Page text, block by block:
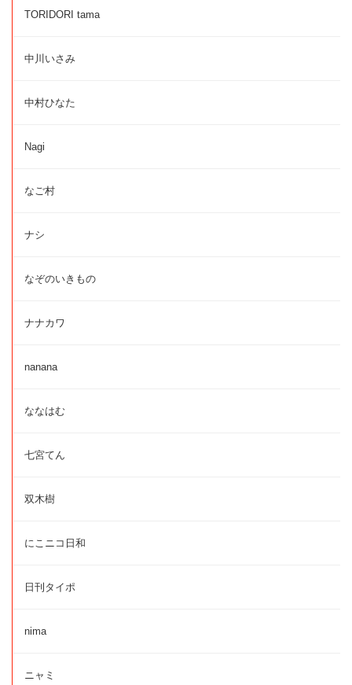
TORIDORI tama
中川いさみ
中村ひなた
Nagi
なご村
ナシ
なぞのいきもの
ナナカワ
nanana
ななはむ
七宮てん
双木樹
にこニコ日和
日刊タイポ
nima
ニャミ